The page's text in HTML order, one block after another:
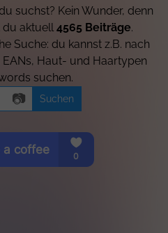
suchst? Kein Wunder, denn
aktuell 4565 Beiträge.
Suche: du kannst z.B. nach
Haut- und Haartypen
suchen.
📷